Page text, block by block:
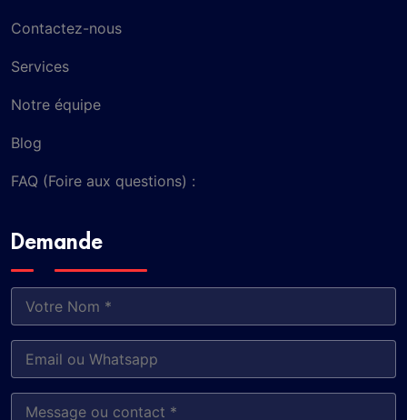
Contactez-nous
Services
Notre équipe
Blog
FAQ (Foire aux questions) :
Demande